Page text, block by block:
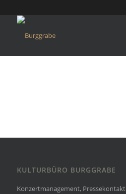
KULTURBÜRO BURGGRABE
Konzertmanagement, Pressekontakt